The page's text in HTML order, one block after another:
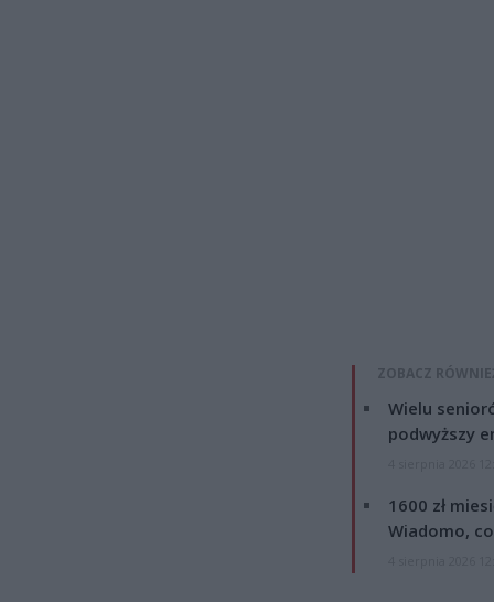
ZOBACZ
Wielu
podwyższy
1600 zł
Wiadomo,